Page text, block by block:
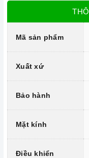
Trang bị 9 dải công
Tính năng vượt trội
Mã sản phẩm
Xuất xứ
Bảo hành
Mặt kính
Điều khiển